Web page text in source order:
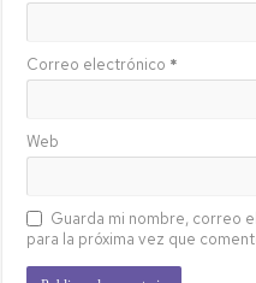
Correo electrónico *
Web
Guarda mi nombre, correo
para la próxima vez que